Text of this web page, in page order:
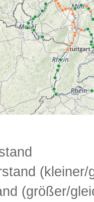
(kleiner/
(größer/